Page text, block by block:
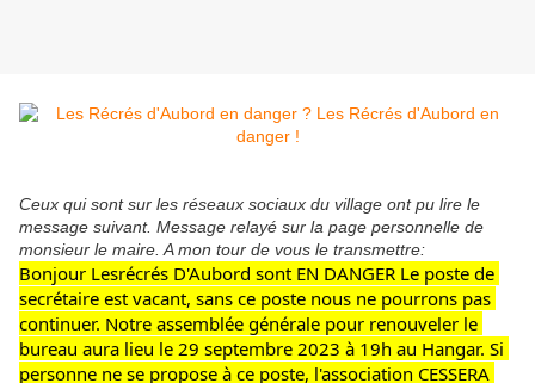
Ceux qui sont sur les réseaux sociaux du village ont pu lire le
message suivant. Message relayé sur la page personnelle de
monsieur le maire. A mon tour de vous le transmettre:
Bonjour Lesrécrés D'Aubord sont EN DANGER Le poste de
secrétaire est vacant, sans ce poste nous ne pourrons pas
continuer. Notre assemblée générale pour renouveler le
bureau aura lieu le 29 septembre 2023 à 19h au Hangar. Si
personne ne se propose à ce poste, l'association CESSERA